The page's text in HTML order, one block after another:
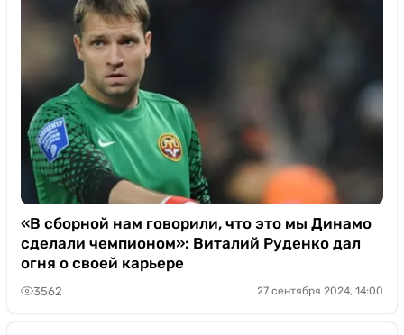
«В сборной нам говорили, что это мы Динамо
сделали чемпионом»: Виталий Руденко дал
огня о своей карьере
3562 27 сентября 2024, 14:00